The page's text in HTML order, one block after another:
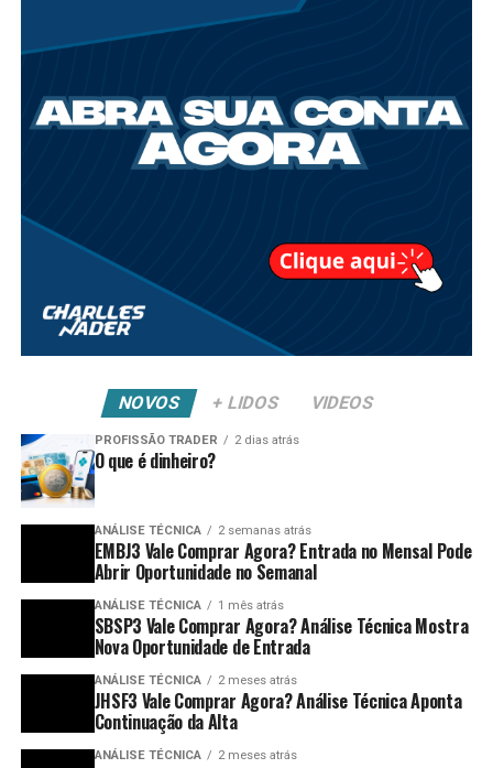
NOVOS + LIDOS VIDEOS
PROFISSÃO TRADER 2 dias atrás
O que é dinheiro?
ANÁLISE TÉCNICA 2 semanas atrás
EMBJ3 Vale Comprar Agora? Entrada no Mensal Pode
Abrir Oportunidade no Semanal
ANÁLISE TÉCNICA 1 mês atrás
SBSP3 Vale Comprar Agora? Análise Técnica Mostra
Nova Oportunidade de Entrada
ANÁLISE TÉCNICA 2 meses atrás
JHSF3 Vale Comprar Agora? Análise Técnica Aponta
Continuação da Alta
ANÁLISE TÉCNICA 2 meses atrás